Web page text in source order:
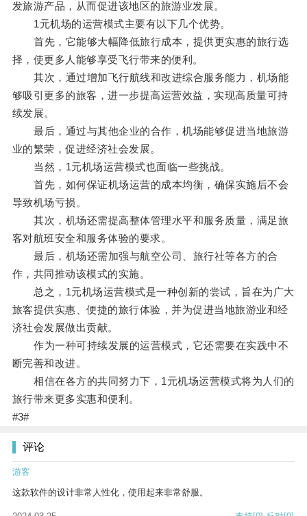
发旅游产品，从而促进该地区的旅游业发展。
1元机场的运营模式主要有以下几个优势。
首先，它能够大幅降低旅行成本，提供更实惠的旅行选
择，使更多人能够享受飞行带来的便利。
其次，通过增加飞行航线和改进综合服务能力，机场能
够吸引更多的旅客，进一步提高运营效益，实现高质量可持
续发展。
最后，通过与其他企业的合作，机场能够促进当地旅游
业的繁荣，促进经济社会发展。
当然，1元机场运营模式也面临一些挑战。
首先，如何保证机场运营的成本均衡，确保实施后不会
导致机场亏损。
其次，机场还需提高整体管理水平和服务质量，满足旅
客对航班安全和服务体验的要求。
最后，机场还需加强与航空公司、旅行社等各方的合
作，共同推动该模式的实施。
总之，1元机场运营模式是一种创新的尝试，旨在为广大
旅客提供实惠、便捷的旅行体验，并为促进当地旅游业和经
济社会发展做出贡献。
作为一种可持续发展的运营模式，它还需要在实践中不
断完善和改进。
相信在各方的共同努力下，1元机场运营模式将为人们的
旅行带来更多实惠和便利。
#3#
评论
游客
这款软件的设计非常人性化，使用起来非常舒服。